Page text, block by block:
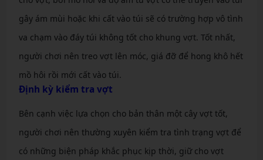
gây ám mùi hoặc khi cất vào túi sẽ có trường hợp vô tình
va chạm vào đáy túi không tốt cho khung vợt. Tốt nhất,
người chơi nên treo vợt lên móc, giá đỡ để hong khô hết
mồ hôi rồi mới cất vào túi.
Định kỳ kiểm tra vợt
Bên cạnh việc lựa chọn cho bản thân một cây vợt tốt,
người chơi nên thường xuyên kiểm tra tình trạng vợt để
có những biện pháp khắc phục kịp thời, giữ cho vợt